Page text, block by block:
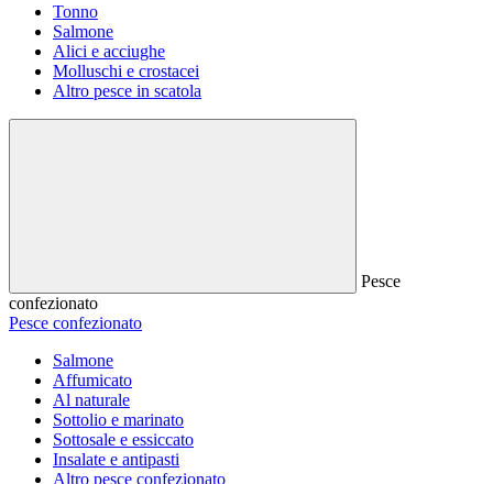
Tonno
Salmone
Alici e acciughe
Molluschi e crostacei
Altro pesce in scatola
Pesce
confezionato
Pesce confezionato
Salmone
Affumicato
Al naturale
Sottolio e marinato
Sottosale e essiccato
Insalate e antipasti
Altro pesce confezionato